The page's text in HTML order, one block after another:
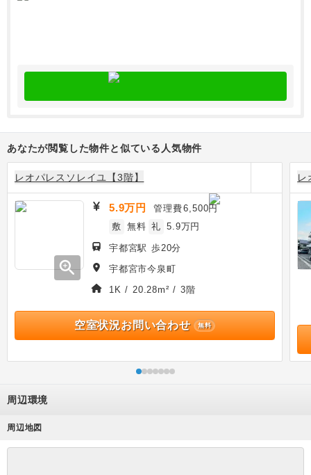
あなたが閲覧した物件と似ている人気物件
レオパレスソレイユ【3階】
zoom_in
5.9万円 管理費6,500円
敷 無料 礼 5.9万円
宇都宮駅 歩20分
宇都宮市今泉町
1K / 20.28m² / 3階
空室状況お問い合わせ 無料
レ
周辺環境
周辺地図